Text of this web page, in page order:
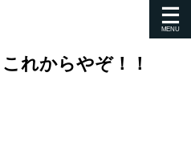
れからやぞ！！